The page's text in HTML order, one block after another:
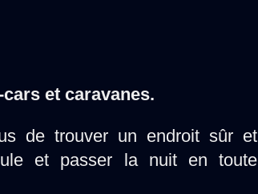
et caravanes.
de trouver un endroit sûr et
et passer la nuit en toute